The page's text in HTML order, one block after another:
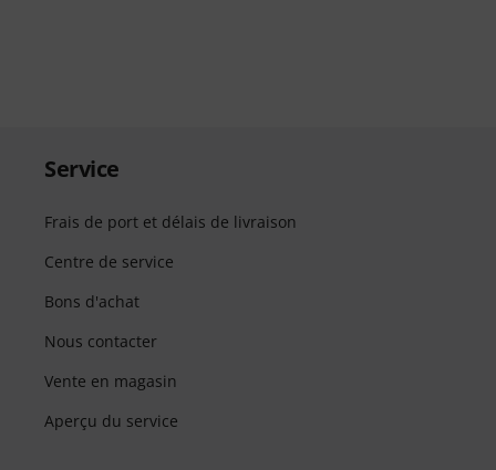
Service
Frais de port et délais de livraison
Centre de service
Bons d'achat
Nous contacter
Vente en magasin
Aperçu du service